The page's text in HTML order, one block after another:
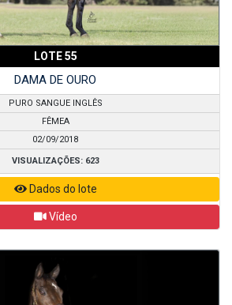
LOTE 55
DAMA DE OURO
PURO SANGUE INGLÊS
FÊMEA
02/09/2018
VISUALIZAÇÕES: 623
Dados do lote
Vídeo